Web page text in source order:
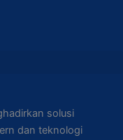
solusi
dan teknologi